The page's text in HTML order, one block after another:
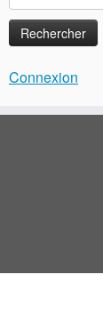
Connexion